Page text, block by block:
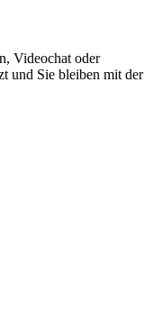
Videochat oder
und Sie bleiben mit der